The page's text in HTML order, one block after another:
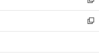
開
く
ウ
で
開
ン
ド
ウ
開
ウ
ィ
ン
ウ
新
し
い
ウ
ン
新
し